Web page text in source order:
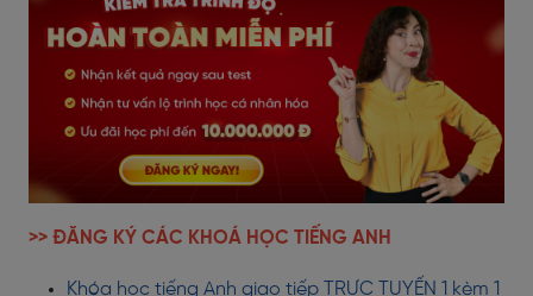
>> ĐĂNG KÝ CÁC KHOÁ HỌC TIẾNG ANH
Khóa học tiếng Anh giao tiếp TRỰC TUYẾN 1 kèm 1